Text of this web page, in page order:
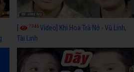
[ 7346Video] Khi Hoa Trà Nở - Vũ Linh,
Tài Linh